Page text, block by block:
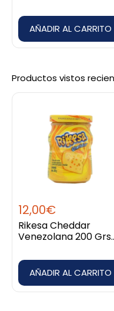
AÑADIR AL CARRITO
Productos vistos
12,00€
Rikesa Cheddar
Venezolana 200 Grs
AÑADIR AL CARRITO